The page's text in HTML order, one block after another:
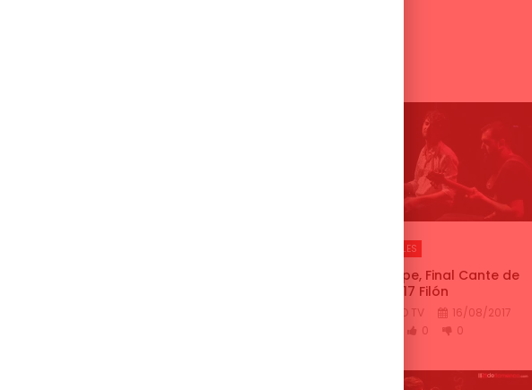
REVISTAS DIGITALES
Sergio de Lope, Final Cante de
las Minas 2017 Filón
DE FLAMENCO TV
16/08/2017
0 0